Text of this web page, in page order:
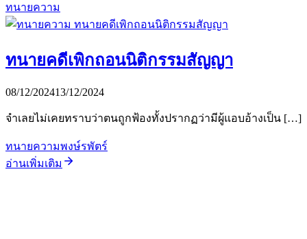
ทนายความ
ทนายคดีเพิกถอนนิติกรรมสัญญา
08/12/202413/12/2024
จำเลยไม่เคยทราบว่าตนถูกฟ้องทั้งปรากฏว่ามีผู้แอบอ้างเป็น […]
ทนายความพงษ์รพัตร์
อ่านเพิ่มเติม